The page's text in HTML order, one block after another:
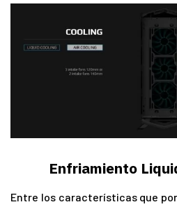
Enfriamiento
Entre los características que